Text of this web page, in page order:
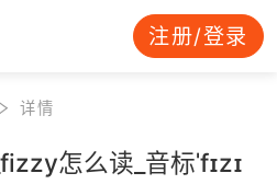
注册/登录
详情
怎么读_音标ˈfɪzɪ